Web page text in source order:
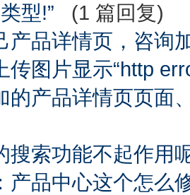
型!” (1 篇回复)
产品详情页，咨询
传图片显示“http
的产品详情页页面
搜索功能不起作用
产品中心这个怎么